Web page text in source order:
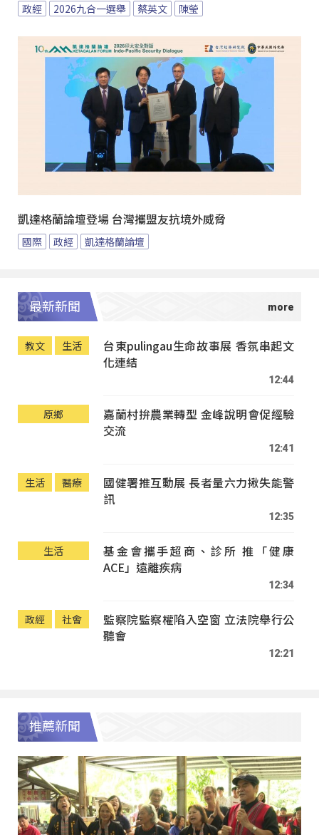
政經 2026九合一選舉 蔡英文 陳瑩
凱達格蘭論壇登場 台灣攜盟友抗境外威脅
國際 政經 凱達格蘭論壇
最新新聞
教文 生活
台東pulingau生命故事展 香氛串起文
化連結
12:44
原鄉
嘉蘭村拚農業轉型 金峰說明會促經驗
交流
12:41
生活 醫療
國健署推互動展 長者量六力揪失能警
訊
12:35
生活
基金會攜手超商、診所 推「健康
ACE」遠離疾病
12:34
政經 社會
監察院監察權陷入空窗 立法院舉行公
聽會
12:21
推薦新聞